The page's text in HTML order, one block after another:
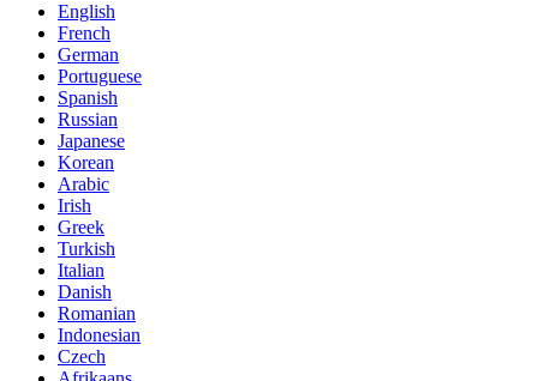
English
French
German
Portuguese
Spanish
Russian
Japanese
Korean
Arabic
Irish
Greek
Turkish
Italian
Danish
Romanian
Indonesian
Czech